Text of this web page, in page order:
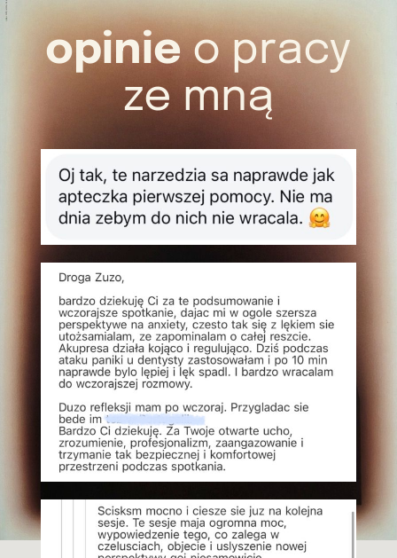
opinieo pracy
ze mną